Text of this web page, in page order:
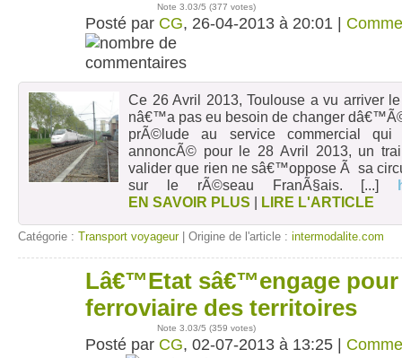
Note 3.03/5 (377 votes)
Posté par CG, 26-04-2013 à 20:01 |
Ce 26 Avril 2013, Toulouse a vu arriver
nâ€™a pas eu besoin de changer
prÃ©lude au service commercial
annoncÃ© pour le 28 Avril 2013, un
valider que rien ne sâ€™oppose Ã sa
sur le rÃ©seau FranÃ§ais. [...]
EN SAVOIR PLUS | LIRE L'ARTICLE
Catégorie : Transport voyageur| Origine de l'article : intermodalite.com
Lâ€™Etat sâ€™engage
ferroviaire des territoires
Note 3.03/5 (359 votes)
Posté par CG, 02-07-2013 à 13:25 |